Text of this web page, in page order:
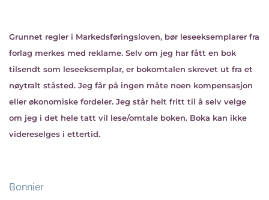
Grunnet regler i Markedsføringsloven, bør leseeksemplarer fra
forlag merkes med reklame. Selv om jeg har fått en bok
tilsendt som leseeksemplar, er bokomtalen skrevet ut fra et
nøytralt ståsted. Jeg får på ingen måte noen kompensasjon
eller økonomiske fordeler. Jeg står helt fritt til å selv velge
om jeg i det hele tatt vil lese/omtale boken. Boka kan ikke
videreselges i ettertid.
Bonnier